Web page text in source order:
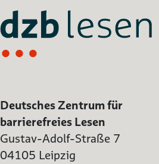
Deutsches Zentrum für
barrierefreies Lesen
Gustav-Adolf-Straße 7
04105 Leipzig